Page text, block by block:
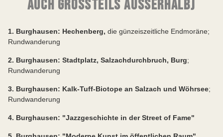
AUCH GROSSTEILS AUSSERHALB)
1. Burghausen: Hechenberg, die günzeiszeitliche Endmoräne;
Rundwanderung
2. Burghausen: Stadtplatz, Salzachdurchbruch, Burg;
Rundwanderung
3. Burghausen: Kalk-Tuff-Biotope an Salzach und Wöhrsee;
Rundwanderung
4. Burghausen: "Jazzgeschichte in der Street of Fame"